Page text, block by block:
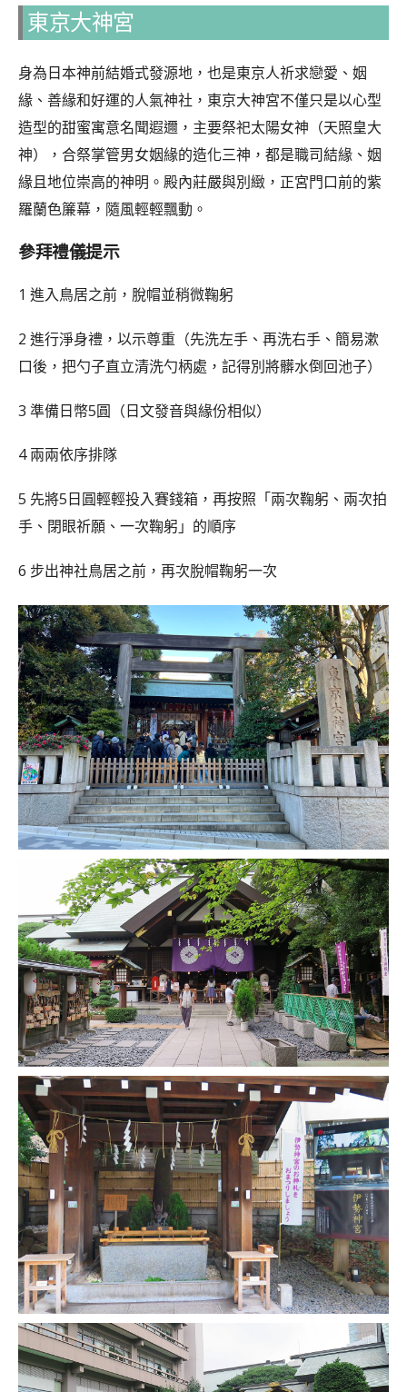
東京大神宮
身為日本神前結婚式發源地，也是東京人祈求戀愛、姻
緣、善緣和好運的人氣神社，東京大神宮不僅只是以心型
造型的甜蜜寓意名聞遐邇，主要祭祀太陽女神（天照皇大
神），合祭掌管男女姻緣的造化三神，都是職司結緣、姻
緣且地位崇高的神明。殿內莊嚴與別緻，正宮門口前的紫
羅蘭色簾幕，隨風輕輕飄動。
參拜禮儀提示
1 進入鳥居之前，脫帽並稍微鞠躬
2 進行淨身禮，以示尊重（先洗左手、再洗右手、簡易漱
口後，把勺子直立清洗勺柄處，記得別將髒水倒回池子）
3 準備日幣5圓（日文發音與緣份相似）
4 兩兩依序排隊
5 先將5日圓輕輕投入賽錢箱，再按照「兩次鞠躬、兩次拍
手、閉眼祈願、一次鞠躬」的順序
6 步出神社鳥居之前，再次脫帽鞠躬一次